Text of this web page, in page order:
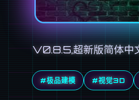
V0.8.5,超新版简体中
#极品建模 #视觉3D